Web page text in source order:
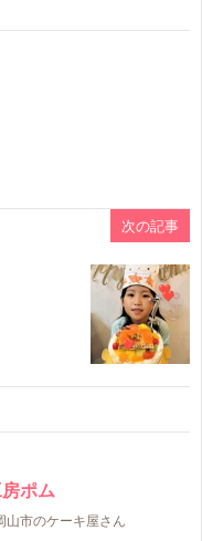
次の記事
ポム
市のケーキ屋さん